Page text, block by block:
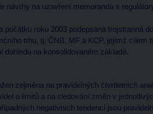
návrhy na uzavření memoranda s
počátku roku 2003 podepsána trojstranná
trhu, tj. ČNB, MF a KCP, jejímž cílem
dohledu na konsolidovaném základě.
zejména na pravidelných čtvrtletních
a limitů a na sledování změn v
negativních tendencí jsou